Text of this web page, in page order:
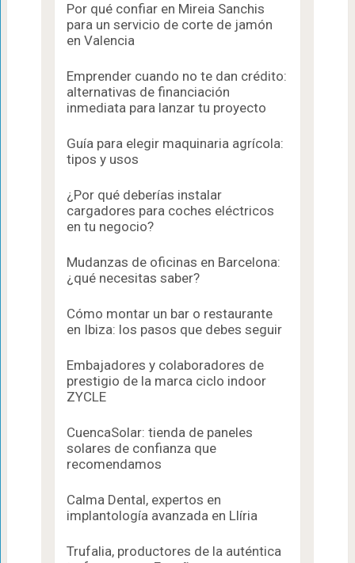
Por qué confiar en Mireia Sanchis
para un servicio de corte de jamón
en Valencia
Emprender cuando no te dan crédito:
alternativas de financiación
inmediata para lanzar tu proyecto
Guía para elegir maquinaria agrícola:
tipos y usos
¿Por qué deberías instalar
cargadores para coches eléctricos
en tu negocio?
Mudanzas de oficinas en Barcelona:
¿qué necesitas saber?
Cómo montar un bar o restaurante
en Ibiza: los pasos que debes seguir
Embajadores y colaboradores de
prestigio de la marca ciclo indoor
ZYCLE
CuencaSolar: tienda de paneles
solares de confianza que
recomendamos
Calma Dental, expertos en
implantología avanzada en Llíria
Trufalia, productores de la auténtica